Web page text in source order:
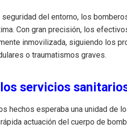
seguridad del entorno, los
Con gran precisión, los
inmovilizada, siguiendo los
o traumatismos graves.
servicios
hechos esperaba una unidad de
actuación del cuerpo de